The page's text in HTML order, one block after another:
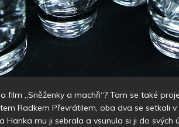
film „Sněženky a machři“? Tam se také
Radkem Převrátilem, oba dva se setkali
Hanka mu ji sebrala a vsunula si ji do